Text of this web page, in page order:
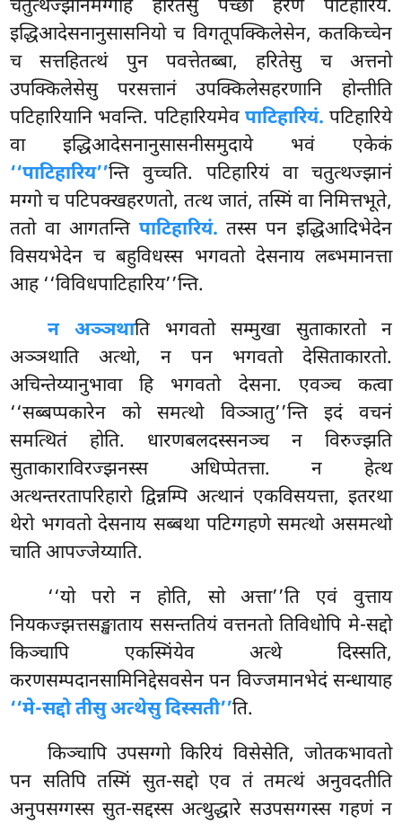
चतुत्थज्झानमग्गेहि हरितेसु पच्छा हरणं पटिहारियं.
इद्धिआदेसनानुसासनियो च विगतूपक्किलेसेन, कतकिच्चेन
च सत्तहितत्थं पुन पवत्तेतब्बा, हरितेसु च अत्तनो
उपक्किलेसेसु परसत्तानं उपक्किलेसहरणानि होन्तीति
पटिहारियानि भवन्ति. पटिहारियमेव पाटिहारियं. पटिहारिये
वा इद्धिआदेसनानुसासनीसमुदाये भवं एकेकं
‘‘पाटिहारिय’’न्ति वुच्चति. पटिहारियं वा चतुत्थज्झानं
मग्गो च पटिपक्खहरणतो, तत्थ जातं, तस्मिं वा निमित्तभूते,
ततो वा आगतन्ति पाटिहारियं. तस्स पन इद्धिआदिभेदेन
विसयभेदेन च बहुविधस्स भगवतो देसनाय लब्भमानत्ता
आह ‘‘विविधपाटिहारिय’’न्ति.
न अञ्ञथाति भगवतो सम्मुखा सुताकारतो न
अञ्ञथाति अत्थो, न पन भगवतो देसिताकारतो.
अचिन्तेय्यानुभावा हि भगवतो देसना. एवञ्च कत्वा
‘‘सब्बप्पकारेन को समत्थो विञ्ञातु’’न्ति इदं वचनं
समत्थितं होति. धारणबलदस्सनञ्च न विरुज्झति
सुताकाराविरज्झनस्स अधिप्पेतत्ता. न हेत्थ
अत्थन्तरतापरिहारो द्विन्नम्पि अत्थानं एकविसयत्ता, इतरथा
थेरो भगवतो देसनाय सब्बथा पटिग्गहणे समत्थो असमत्थो
चाति आपज्जेय्याति.
‘‘यो परो न होति, सो अत्ता’’ति एवं वुत्ताय
नियकज्झत्तसङ्खाताय ससन्ततियं वत्तनतो तिविधोपि मे-सद्दो
किञ्चापि एकस्मिंयेवअत्थे दिस्सति,
करणसम्पदानसामिनिद्देसवसेन पन विज्जमानभेदं सन्धायाह
‘‘मे-सद्दो तीसु अत्थेसु दिस्सती’’ति.
किञ्चापि उपसग्गो किरियं विसेसेति, जोतकभावतो
पन सतिपि तस्मिं सुत-सद्दो एव तं तमत्थं अनुवदतीति
अनुपसग्गस्स सुत-सद्दस्स अत्थुद्धारे सउपसग्गस्स गहणं न